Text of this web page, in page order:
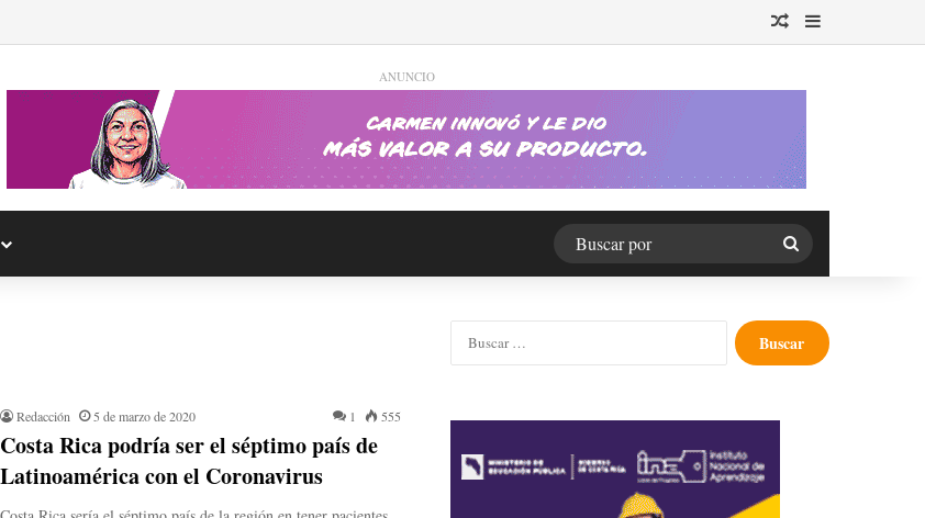
Publicación al azar
Barra lateral
ANUNCIO
Buscar
por
Redacción 5 de marzo de 2020 1 555
Costa Rica podría ser el séptimo país de
Latinoamérica con el Coronavirus
Buscar: